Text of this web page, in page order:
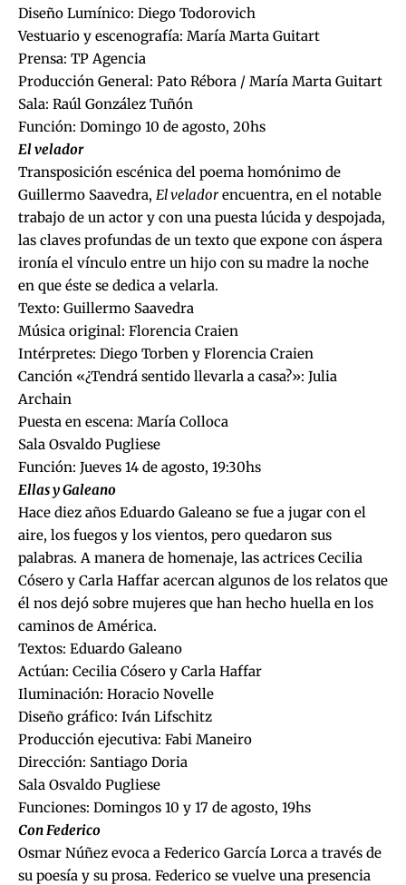
Diseño Lumínico: Diego Todorovich
Vestuario y escenografía: María Marta Guitart
Prensa: TP Agencia
Producción General: Pato Rébora / María Marta Guitart
Sala: Raúl González Tuñón
Función: Domingo 10 de agosto, 20hs
El velador
Transposición escénica del poema homónimo de
Guillermo Saavedra, El veladorencuentra, en el notable
trabajo de un actor y con una puesta lúcida y despojada,
las claves profundas de un texto que expone con áspera
ironía el vínculo entre un hijo con su madre la noche
en que éste se dedica a velarla.
Texto: Guillermo Saavedra
Música original: Florencia Craien
Intérpretes: Diego Torben y Florencia Craien
Canción «¿Tendrá sentido llevarla a casa?»: Julia
Archain
Puesta en escena: María Colloca
Sala Osvaldo Pugliese
Función: Jueves 14 de agosto, 19:30hs
Ellas y Galeano
Hace diez años Eduardo Galeano se fue a jugar con el
aire, los fuegos y los vientos, pero quedaron sus
palabras. A manera de homenaje, las actrices Cecilia
Cósero y Carla Haffar acercan algunos de los relatos que
él nos dejó sobre mujeres que han hecho huella en los
caminos de América.
Textos: Eduardo Galeano
Actúan: Cecilia Cósero y Carla Haffar
Iluminación: Horacio Novelle
Diseño gráfico: Iván Lifschitz
Producción ejecutiva: Fabi Maneiro
Dirección: Santiago Doria
Sala Osvaldo Pugliese
Funciones: Domingos 10 y 17 de agosto, 19hs
Con Federico
Osmar Núñez evoca a Federico García Lorca a través de
su poesía y su prosa. Federico se vuelve una presencia